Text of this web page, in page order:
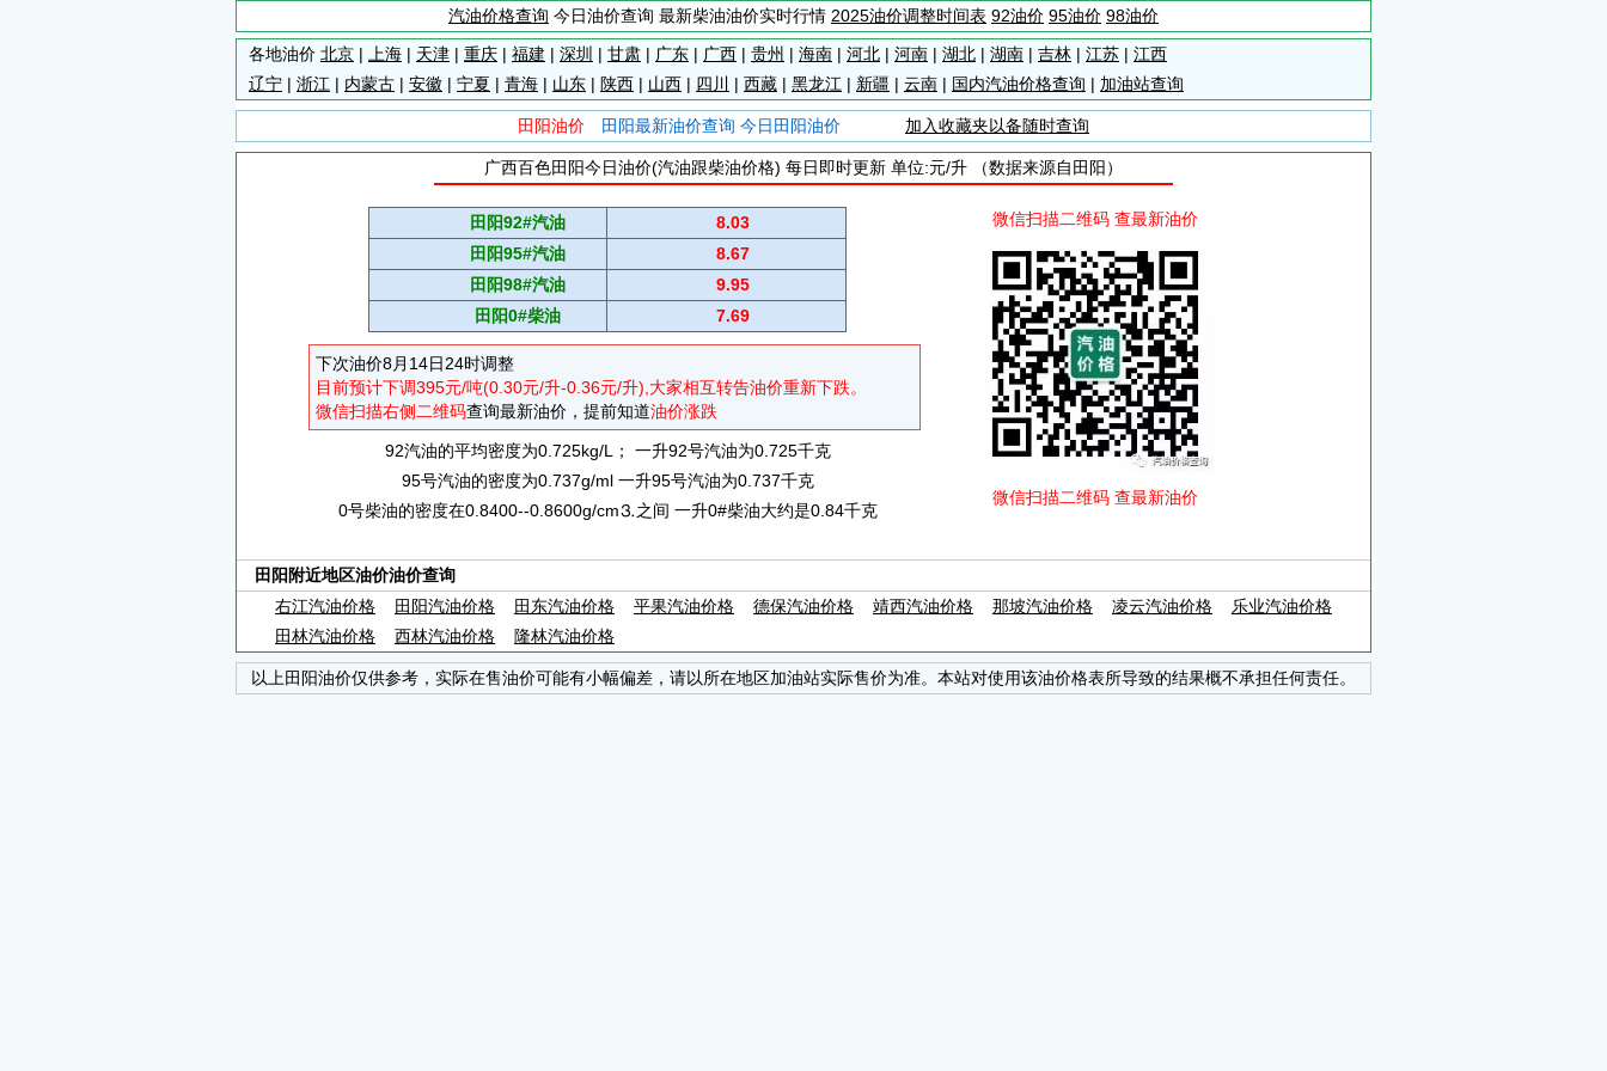
汽油价格查询 今日油价查询 最新柴油油价实时行情 2025油价调整时间表 92油价 95油价 98油价
各地油价 北京 | 上海 | 天津 | 重庆 | 福建 | 深圳 | 甘肃 | 广东 | 广西 | 贵州 | 海南 | 河北 | 河南 | 湖北 | 湖南 | 吉林 | 江苏 | 江西
辽宁 | 浙江 | 内蒙古 | 安徽 | 宁夏 | 青海 | 山东 | 陕西 | 山西 | 四川 | 西藏 | 黑龙江 | 新疆 | 云南 | 国内汽油价格查询 | 加油站查询
田阳油价 田阳最新油价查询 今日田阳油价 加入收藏夹以备随时查询
广西百色田阳今日油价(汽油跟柴油价格) 每日即时更新 单位:元/升 （数据来源自田阳）
田阳92#汽油
8.03
田阳95#汽油
8.67
田阳98#汽油
9.95
田阳0#柴油
7.69
下次油价8月14日24时调整
目前预计下调395元/吨(0.30元/升-0.36元/升),大家相互转告油价重新下跌。
微信扫描右侧二维码查询最新油价，提前知道油价涨跌
92汽油的平均密度为0.725kg/L； 一升92号汽油为0.725千克
95号汽油的密度为0.737g/ml 一升95号汽油为0.737千克
0号柴油的密度在0.8400--0.8600g/cm⒊之间 一升0#柴油大约是0.84千克
微信扫描二维码 查最新油价
微信扫描二维码 查最新油价
田阳附近地区油价油价查询
右江汽油价格
田阳汽油价格 田东汽油价格 平果汽油价格 德保汽油价格 靖西汽油价格 那坡汽油价格 凌云汽油价格
乐业汽油价格
田林汽油价格
西林汽油价格 隆林汽油价格
以上田阳油价仅供参考，实际在售油价可能有小幅偏差，请以所在地区加油站实际售价为准。本站对使用该油价格表所导致的结果概不承担任何责任。